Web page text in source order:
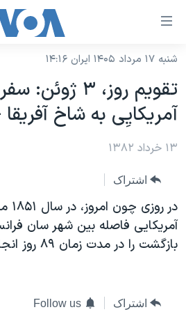
لینکهای
دسترسی
جهش
به
محتوای
اصلی
اصلی
جهش
به
نسخه سبک وب‌سایت
موضوع ها
ایران
آمریکا
ورزشی
گزیده‌ها
ویدیوها
برنامه های تلویزیونی
جدول برنامه ها
صفحه‌های ویژه
جام جهانی ۲۰۲۶
عملیات خشم حماسی
بایگانی برنامه‌های تلویزیونی
فرکانس‌های صدای آمریکا
پخش رادیویی
شنبه ۱۷ مرداد ۱۴۰۵ ایران ۱۴:۱۶
تقويم روز، ۳
آمريکايِی به شاخ آفريقا - 2003-06-
۱۳ خرداد ۱۳۸۲
اشتراک
آمريکايی فاصله بين شهر سان
بازگشت را در مدت زمان ٨٩ روز انجام داد.
اشتراک Follow us